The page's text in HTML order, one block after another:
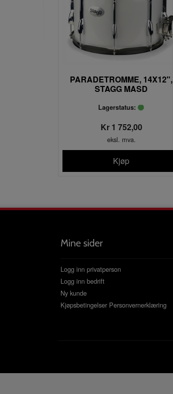
PARADETROMME, 14X12",
STAGG MASD
Lagerstatus:
Kr 1 752,00
eksl. mva.
Kjøp
Mine sider
Logg inn privatperson
Logg inn bedrift
Ny kunde
Kjøpsbetingelser Personvernerklæring